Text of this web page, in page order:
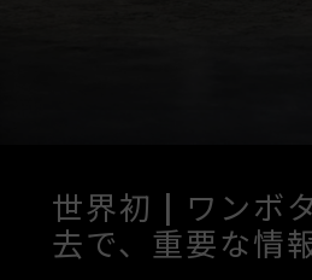
世界初 | ワンボ
去で、重要な情